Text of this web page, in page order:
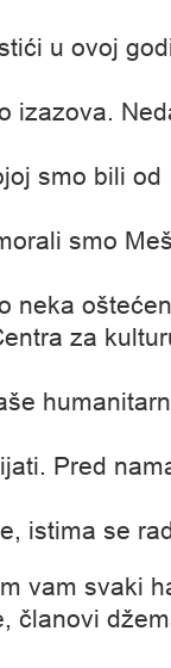
u ovoj
izazova.
smo bili od
smo
neka
za
Pred
istima se
vam svaki
članovi